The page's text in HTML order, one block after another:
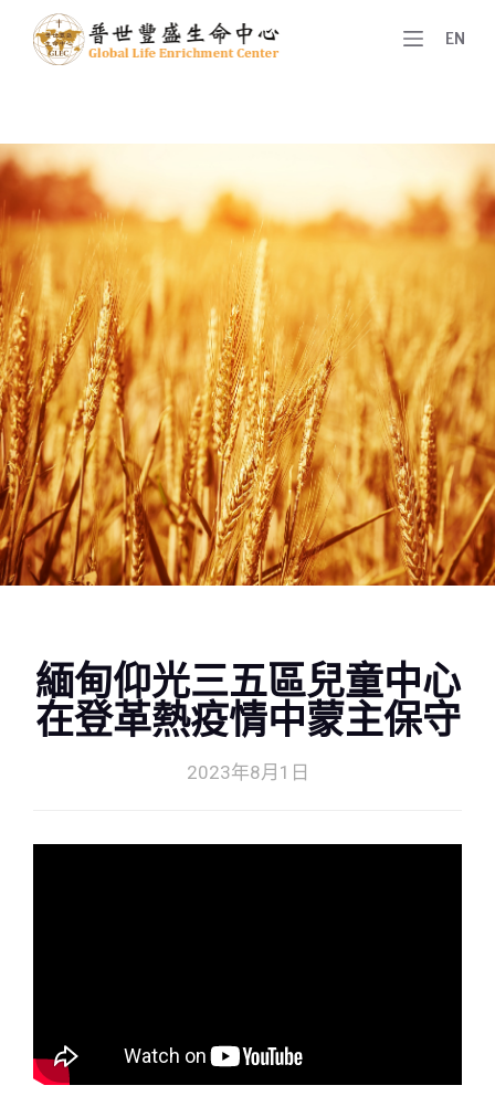
跳
至
內
容
EN
緬甸仰光三五區兒童中心
在登革熱疫情中蒙主保守
2023年8月1日